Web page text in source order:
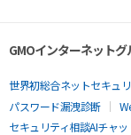
GMOインターネット
世界初総合ネットセキュ
パスワード漏洩診断
セキュリティ相談AIチャッ